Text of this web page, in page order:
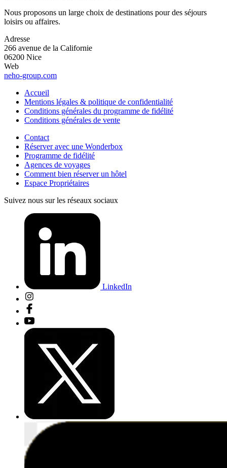
Nous proposons un large choix de destinations pour des séjours
loisirs ou affaires.
Adresse
266 avenue de la Californie
06200 Nice
Web
neho-group.com
Accueil
Mentions légales & politique de confidentialité
Conditions générales du programme de fidélité
Conditions générales de vente
Contact
Réserver avec une Wonderbox
Programme de fidélité
Agences de voyages
Comment bien réserver un hôtel
Espace Propriétaires
Suivez nous sur les réseaux sociaux
LinkedIn